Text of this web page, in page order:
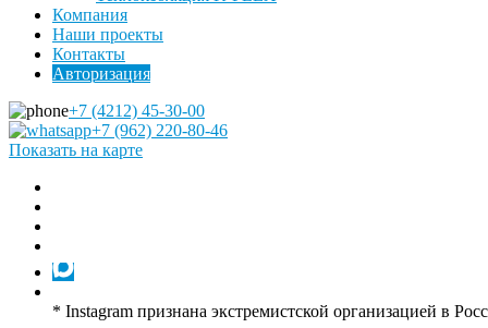
Компания
Наши проекты
Контакты
Авторизация
+7 (4212) 45-30-00
+7 (962) 220-80-46
Показать на карте
* Instagram признана экстремистской организацией в